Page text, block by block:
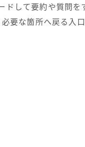
して要約や質問を
要な箇所へ戻る入口